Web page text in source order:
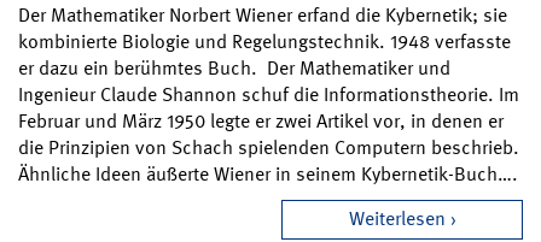
Der Mathematiker Norbert Wiener erfand die Kybernetik; sie
kombinierte Biologie und Regelungstechnik. 1948 verfasste
er dazu ein berühmtes Buch. Der Mathematiker und
Ingenieur Claude Shannon schuf die Informationstheorie. Im
Februar und März 1950 legte er zwei Artikel vor, in denen er
die Prinzipien von Schach spielenden Computern beschrieb.
Ähnliche Ideen äußerte Wiener in seinem Kybernetik-Buch….
Weiterlesen